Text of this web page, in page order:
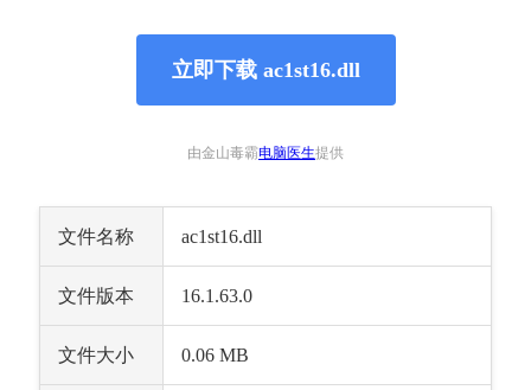
立即下载 ac1st16.dll
由金山毒霸电脑医生提供
文件名称 ac1st16.dll
文件版本 16.1.63.0
文件大小 0.06 MB